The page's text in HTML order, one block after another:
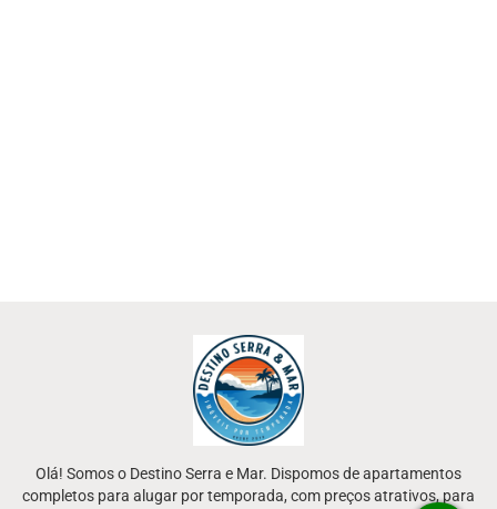
Olá! Somos o Destino Serra e Mar. Dispomos de apartamentos
completos para alugar por temporada, com preços atrativos, para